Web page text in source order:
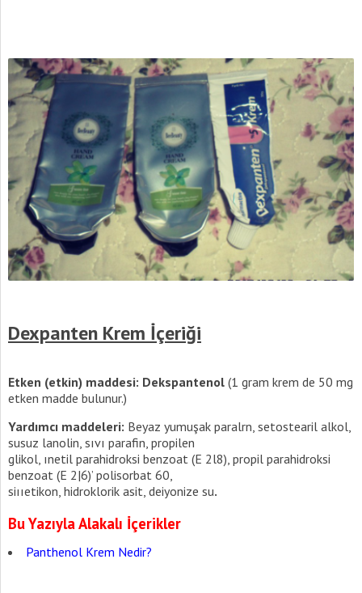
Dexpanten Krem İçeriği
Etken (etkin) maddesi: Dekspantenol (1 gram krem de 50 mg
etken madde bulunur.)
Yardımcı maddeleri: Beyaz yumuşak paralrn, setostearil alkol,
susuz lanolin, sıvı parafin, propilen
glikol, ınetil parahidroksi benzoat (E 2l8), propil parahidroksi
benzoat (E 2|6)’ polisorbat 60,
siııetikon, hidroklorik asit, deiyonize su.
Bu Yazıyla Alakalı İçerikler
Panthenol Krem Nedir?